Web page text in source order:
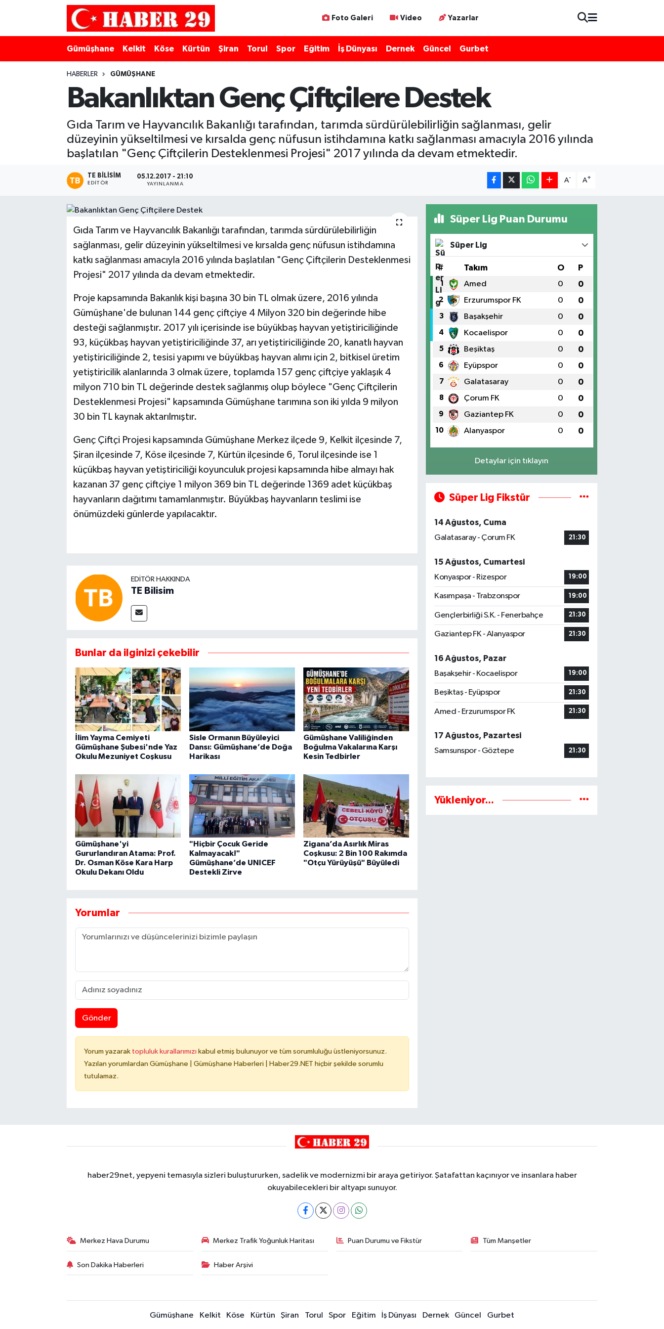
Foto Galeri Video Yazarlar
Gümüşhane Kelkit Köse Kürtün Şiran Torul Spor Eğitim İş Dünyası Dernek Güncel Gurbet
HABERLER GÜMÜŞHANE
Bakanlıktan Genç Çiftçilere Destek
Gıda Tarım ve Hayvancılık Bakanlığı tarafından, tarımda sürdürülebilirliğin sağlanması, gelir
düzeyinin yükseltilmesi ve kırsalda genç nüfusun istihdamına katkı sağlanması amacıyla 2016 yılında
başlatılan "Genç Çiftçilerin Desteklenmesi Projesi" 2017 yılında da devam etmektedir.
TE BILISIM
EDITÖR
05.12.2017 - 21:10
YAYINLANMA
A- A+
Gıda Tarım ve Hayvancılık Bakanlığı tarafından, tarımda sürdürülebilirliğin
sağlanması, gelir düzeyinin yükseltilmesi ve kırsalda genç nüfusun istihdamına
katkı sağlanması amacıyla 2016 yılında başlatılan "Genç Çiftçilerin Desteklenmesi
Projesi" 2017 yılında da devam etmektedir.
Proje kapsamında Bakanlık kişi başına 30 bin TL olmak üzere, 2016 yılında
Gümüşhane'de bulunan 144 genç çiftçiye 4 Milyon 320 bin değerinde hibe
desteği sağlanmıştır. 2017 yılı içerisinde ise büyükbaş hayvan yetiştiriciliğinde
93, küçükbaş hayvan yetiştiriciliğinde 37, arı yetiştiriciliğinde 20, kanatlı hayvan
yetiştiriciliğinde 2, tesisi yapımı ve büyükbaş hayvan alımı için 2, bitkisel üretim
yetiştiricilik alanlarında 3 olmak üzere, toplamda 157 genç çiftçiye yaklaşık 4
milyon 710 bin TL değerinde destek sağlanmış olup böylece "Genç Çiftçilerin
Desteklenmesi Projesi" kapsamında Gümüşhane tarımına son iki yılda 9 milyon
30 bin TL kaynak aktarılmıştır.
Genç Çiftçi Projesi kapsamında Gümüşhane Merkez ilçede 9, Kelkit ilçesinde 7,
Şiran ilçesinde 7, Köse ilçesinde 7, Kürtün ilçesinde 6, Torul ilçesinde ise 1
küçükbaş hayvan yetiştiriciliği koyunculuk projesi kapsamında hibe almayı hak
kazanan 37 genç çiftçiye 1 milyon 369 bin TL değerinde 1369 adet küçükbaş
hayvanların dağıtımı tamamlanmıştır. Büyükbaş hayvanların teslimi ise
önümüzdeki günlerde yapılacaktır.
EDITÖR HAKKINDA
TE Bilisim
Bunlar da ilginizi çekebilir
İlim Yayma Cemiyeti
Gümüşhane Şubesi'nde Yaz
Okulu Mezuniyet Coşkusu
Sisle Ormanın Büyüleyici
Dansı: Gümüşhane’de Doğa
Harikası
Gümüşhane Valiliğinden
Boğulma Vakalarına Karşı
Kesin Tedbirler
Gümüşhane'yi
Gururlandıran Atama: Prof.
Dr. Osman Köse Kara Harp
Okulu Dekanı Oldu
"Hiçbir Çocuk Geride
Kalmayacak!"
Gümüşhane’de UNICEF
Destekli Zirve
Zigana’da Asırlık Miras
Coşkusu: 2 Bin 100 Rakımda
"Otçu Yürüyüşü" Büyüledi
Yorumlar
Gönder
Yorum yazarak topluluk kurallarımızı kabul etmiş bulunuyor ve tüm sorumluluğu üstleniyorsunuz.
Yazılan yorumlardan Gümüşhane | Gümüşhane Haberleri | Haber29.NET hiçbir şekilde sorumlu
tutulamaz.
Süper Lig Puan Durumu
Süper Lig
# Takım O P
1 Amed 0 0
2 Erzurumspor FK 0 0
3 Başakşehir 0 0
4 Kocaelispor 0 0
5 Beşiktaş 0 0
6 Eyüpspor 0 0
7 Galatasaray 0 0
8 Çorum FK 0 0
9 Gaziantep FK 0 0
10 Alanyaspor 0 0
Detaylar için tıklayın
Süper Lig Fikstür
14 Ağustos, Cuma
Galatasaray - Çorum FK
21:30
15 Ağustos, Cumartesi
Konyaspor - Rizespor
19:00
Kasımpaşa - Trabzonspor 19:00
Gençlerbirliği S.K. - Fenerbahçe 21:30
Gaziantep FK - Alanyaspor 21:30
16 Ağustos, Pazar
Başakşehir - Kocaelispor
19:00
Beşiktaş - Eyüpspor 21:30
Amed - Erzurumspor FK 21:30
17 Ağustos, Pazartesi
Samsunspor - Göztepe
21:30
Yükleniyor...
haber29net, yepyeni temasıyla sizleri buluştururken, sadelik ve modernizmi bir araya getiriyor. Şatafattan kaçınıyor ve insanlara haber
okuyabilecekleri bir altyapı sunuyor.
Merkez Hava Durumu Merkez Trafik Yoğunluk Haritası Puan Durumu ve Fikstür Tüm Manşetler
Son Dakika Haberleri Haber Arşivi
Gümüşhane Kelkit Köse Kürtün Şiran Torul Spor Eğitim İş Dünyası Dernek Güncel Gurbet
Merkez Hava Durumu
Merkez Trafik Yoğunluk Haritası
Süper Lig Puan Durumu ve Fikstür
Son Dakika Haberleri